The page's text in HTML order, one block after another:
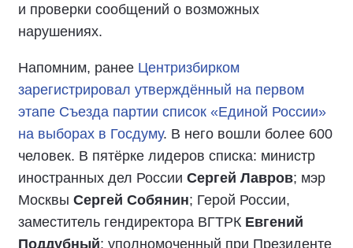
и проверки сообщений о возможных
нарушениях.
Напомним, ранее Центризбирком
зарегистрировал утверждённый на первом
этапе Съезда партии список «Единой России»
на выборах в Госдуму. В него вошли более 600
человек. В пятёрке лидеров списка: министр
иностранных дел России Сергей Лавров; мэр
Москвы Сергей Собянин; Герой России,
заместитель гендиректора ВГТРК Евгений
Поддубный; уполномоченный при Президенте